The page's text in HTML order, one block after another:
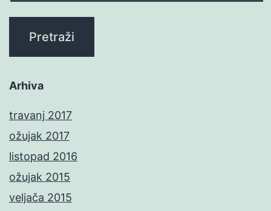
Arhiva
travanj 2017
ožujak 2017
listopad 2016
ožujak 2015
veljača 2015